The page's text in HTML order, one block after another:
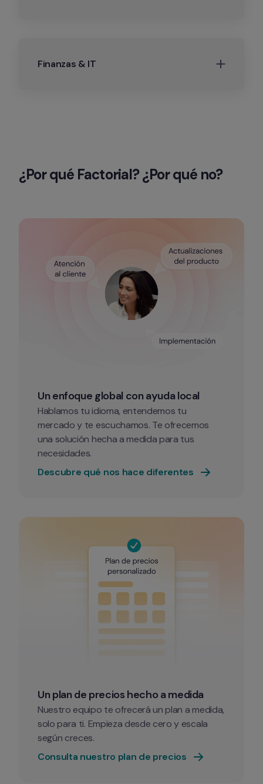
Finanzas & IT
¿Por qué Factorial? ¿Por qué no?
Un enfoque global con ayuda local
Hablamos tu idioma, entendemos tu
mercado y te escuchamos. Te ofrecemos
una solución hecha a medida para tus
necesidades.
Descubre qué nos hace diferentes
Un plan de precios hecho a medida
Nuestro equipo te ofrecerá un plan a medida,
solo para ti. Empieza desde cero y escala
según creces.
Consulta nuestro plan de precios